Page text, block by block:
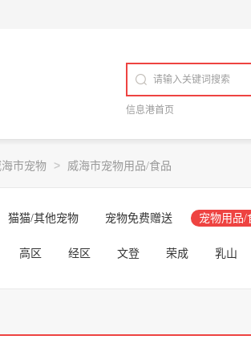
信息港首页
海市宠物 > 威海市宠物用品/食品
猫猫/其他宠物 宠物免费赠送 宠物用品/
高区 经区 文登 荣成 乳山